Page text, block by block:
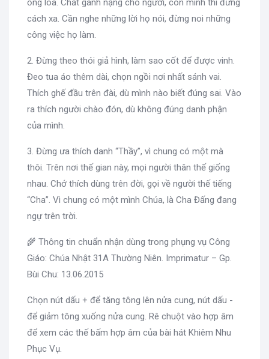
ống loa. Chất gánh nặng cho người, còn mình thì đứng
cách xa. Cần nghe những lời họ nói, đừng noi những
công việc họ làm.
2. Đừng theo thói giả hình, làm sao cốt để được vinh.
Đeo tua áo thêm dài, chọn ngồi nơi nhất sánh vai.
Thích ghế đầu trên đài, dù mình nào biết đúng sai. Vào
ra thích người chào đón, dù không đúng danh phận
của mình.
3. Đừng ưa thích danh “Thầy”, vì chung có một mà
thôi. Trên nơi thế gian này, mọi người thân thế giống
nhau. Chớ thích dùng trên đời, gọi về người thế tiếng
“Cha”. Vì chung có một mình Chúa, là Cha Đấng đang
ngự trên trời.
🌾 Thông tin chuẩn nhận dùng trong phụng vụ Công
Giáo: Chúa Nhật 31A Thường Niên. Imprimatur – Gp.
Bùi Chu: 13.06.2015
Chọn nút dấu + để tăng tông lên nửa cung, nút dấu -
để giảm tông xuống nửa cung. Rê chuột vào hợp âm
để xem các thế bấm hợp âm của bài hát Khiêm Nhu
Phục Vụ.